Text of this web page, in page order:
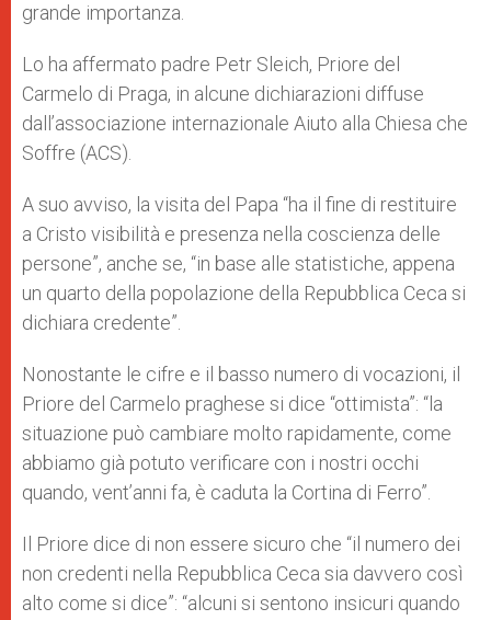
grande importanza.
Lo ha affermato padre Petr Sleich, Priore del
Carmelo di Praga, in alcune dichiarazioni diffuse
dall’associazione internazionale Aiuto alla Chiesa che
Soffre (ACS).
A suo avviso, la visita del Papa “ha il fine di restituire
a Cristo visibilità e presenza nella coscienza delle
persone”, anche se, “in base alle statistiche, appena
un quarto della popolazione della Repubblica Ceca si
dichiara credente”.
Nonostante le cifre e il basso numero di vocazioni, il
Priore del Carmelo praghese si dice “ottimista”: “la
situazione può cambiare molto rapidamente, come
abbiamo già potuto verificare con i nostri occhi
quando, vent’anni fa, è caduta la Cortina di Ferro”.
Il Priore dice di non essere sicuro che “il numero dei
non credenti nella Repubblica Ceca sia davvero così
alto come si dice”: “alcuni si sentono insicuri quando